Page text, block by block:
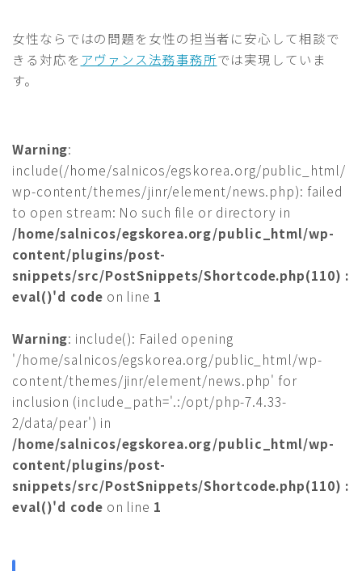
女性ならではの問題を女性の担当者に安心して相談で
きる対応を アヴァンス法務事務所では実現していま
す。
Warning:
include(/home/salnicos/egskorea.org/public_html/
wp-content/themes/jinr/element/news.php): failed
to open stream: No such file or directory in
/home/salnicos/egskorea.org/public_html/wp-
content/plugins/post-
snippets/src/PostSnippets/Shortcode.php(110) :
eval()'d code on line 1
Warning: include(): Failed opening
'/home/salnicos/egskorea.org/public_html/wp-
content/themes/jinr/element/news.php' for
inclusion (include_path='.:/opt/php-7.4.33-
2/data/pear') in
/home/salnicos/egskorea.org/public_html/wp-
content/plugins/post-
snippets/src/PostSnippets/Shortcode.php(110) :
eval()'d code on line 1